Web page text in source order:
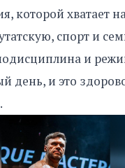
которой хватает
спорт и
и
день, и это